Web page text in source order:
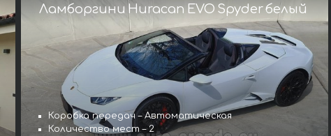
Ламборгини Huracan EVO Spyder белый
Коробка передач – Автоматическая
Количество мест – 2